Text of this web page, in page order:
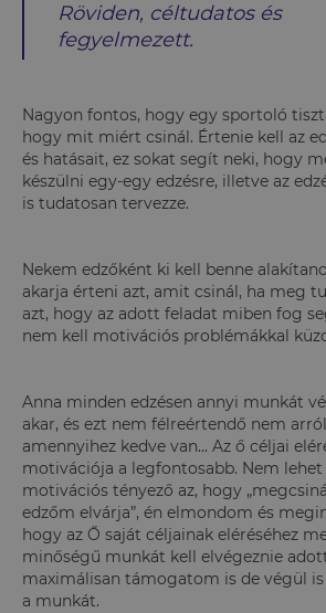
Röviden, céltudatos és
fegyelmezett.
Nagyon fontos, hogy egy sportoló
hogy mit miért csinál. Értenie kell az
és hatásait, ez sokat segít neki, hogy
készülni egy-egy edzésre, illetve az
is tudatosan tervezze.
Nekem edzőként ki kell benne
akarja érteni azt, amit csinál, ha meg
azt, hogy az adott feladat miben fog
nem kell motivációs problémákkal
Anna minden edzésen annyi munkát
akar, és ezt nem félreértendő nem
amennyihez kedve van... Az ő céljai
motivációja a legfontosabb. Nem
motivációs tényező az, hogy
edzőm elvárja”, én elmondom és
hogy az Ő saját céljainak eléréséhez
minőségű munkát kell elvégeznie
maximálisan támogatom is de végül
a munkát.